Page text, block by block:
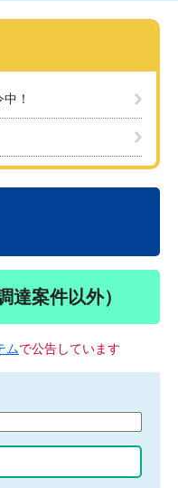
！
達案件以外）
ムで公告しています